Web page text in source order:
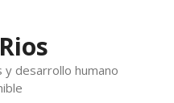
y desarrollo humano